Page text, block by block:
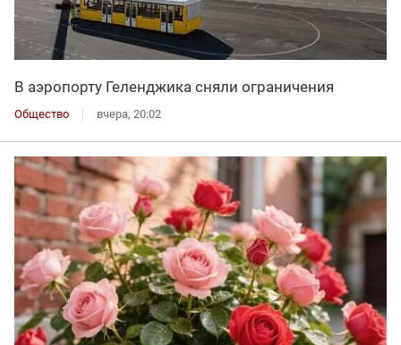
В аэропорту Геленджика сняли ограничения
Общество вчера, 20:02